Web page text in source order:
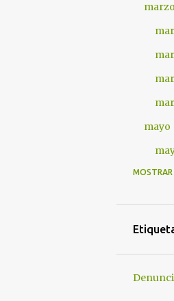
marzo
mayo
2012
abr
MOSTRAR